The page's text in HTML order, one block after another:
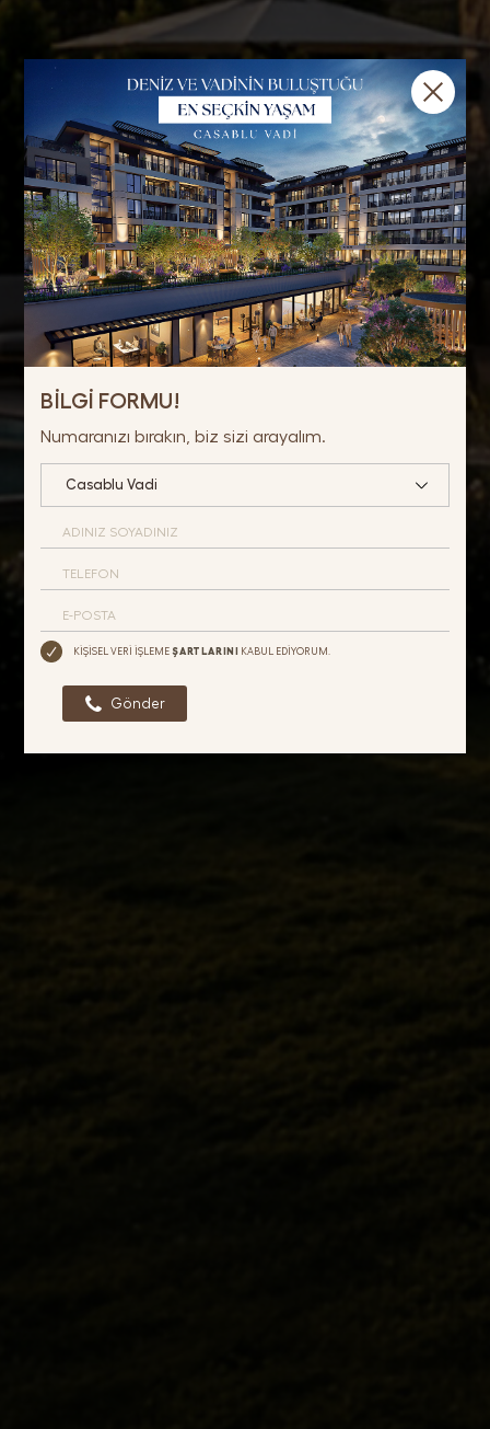
BİLGİ FORMU!
Numaranızı bırakın, biz sizi arayalım.
KİŞİSEL VERİ İŞLEMEŞARTLARINI KABUL EDİYORUM.
Gönder